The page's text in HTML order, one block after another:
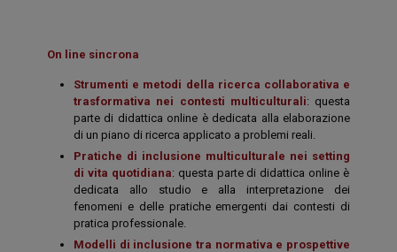
On line sincrona
Strumenti e metodi della ricerca collaborativa e
trasformativa nei contesti multiculturali: questa
parte di didattica online è dedicata alla elaborazione
di un piano di ricerca applicato a problemi reali.
Pratiche di inclusione multiculturale nei setting
di vita quotidiana: questa parte di didattica online è
dedicata allo studio e alla interpretazione dei
fenomeni e delle pratiche emergenti dai contesti di
pratica professionale.
Modelli di inclusione tra normativa e prospettive